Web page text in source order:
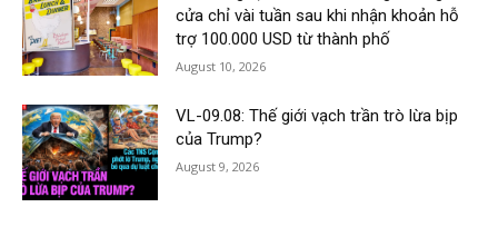
cửa chỉ vài tuần sau khi nhận khoản hỗ
trợ 100.000 USD từ thành phố
August 10, 2026
VL-09.08: Thế giới vạch trần trò lừa bịp
của Trump?
August 9, 2026